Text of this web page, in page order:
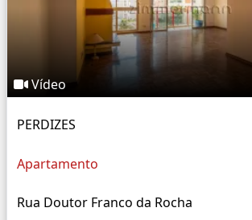
Vídeo
PERDIZES
Apartamento
Rua Doutor Franco da Rocha